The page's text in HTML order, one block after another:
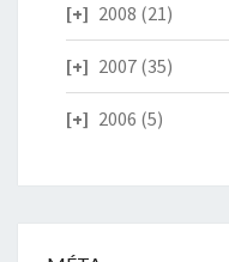
2008 (21)
2007 (35)
2006 (5)